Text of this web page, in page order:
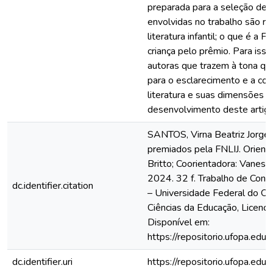
preparada para a seleção
envolvidas no trabalho são
literatura infantil; o que é a
criança pelo prêmio. Para
autoras que trazem à tona
para o esclarecimento e a
literatura e suas dimensões
desenvolvimento deste
dc.identifier.citation
SANTOS, Virna Beatriz
premiados pela FNLIJ.
Britto; Coorientadora:
2024. 32 f. Trabalho de
– Universidade Federal do
Ciências da Educação,
Disponível em:
https://
dc.identifier.uri
https://